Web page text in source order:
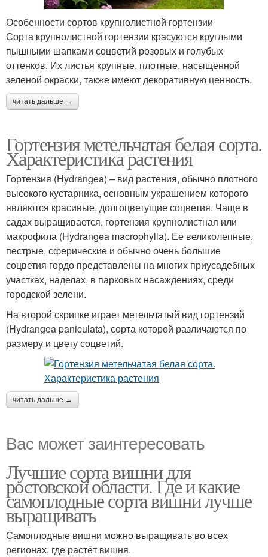
Особенности сортов крупнолистной гортензии
Сорта крупнолистной гортензии красуются круглыми
пышными шапками соцветий розовых и голубых
оттенков. Их листья крупные, плотные, насыщенной
зеленой окраски, также имеют декоративную ценность.
читать дальше →
Гортензия метельчатая белая сорта.
Характеристика растения
Гортензия (Hydrangea) – вид растения, обычно плотного
высокого кустарника, основным украшением которого
являются красивые, долгоцветущие соцветия. Чаще в
садах выращивается, гортензия крупнолистная или
макрофила (Hydrangea macrophylla). Ее великолепные,
пестрые, сферические и обычно очень большие
соцветия гордо представлены на многих приусадебных
участках, наделах, в парковых насаждениях, среди
городской зелени.
На второй скрипке играет метельчатый вид гортензий
(Hydrangea paniculata), сорта которой различаются по
размеру и цвету соцветий.
читать дальше →
Вас может заинтересовать
Лучшие сорта вишни для
ростовской области. Где и какие
самоплодные сорта вишни лучше
выращивать
Самоплодные вишни можно выращивать во всех
регионах, где растёт вишня.